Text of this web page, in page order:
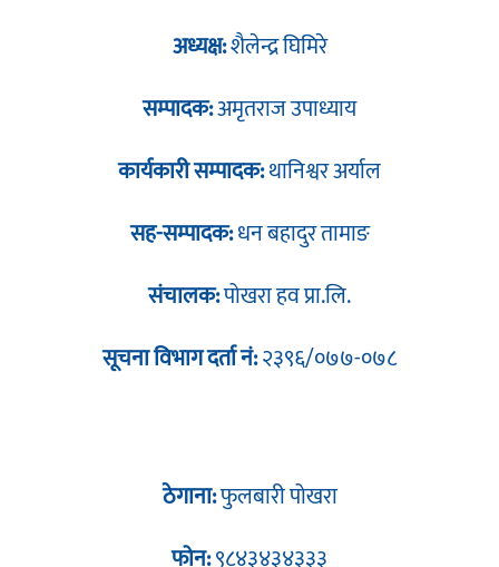
अध्यक्ष:शैलेन्द्र घिमिरे
सम्पादक:अमृतराज उपाध्याय
कार्यकारी सम्पादक:थानिश्वर अर्याल
सह-सम्पादक:धन बहादुर तामाङ
संचालक:पोखरा हव प्रा.लि.
सूचना विभाग दर्ता नं:२३९६/०७७-०७८
ठेगाना:फुलबारी पोखरा
फोन:९८४३४३४३३३